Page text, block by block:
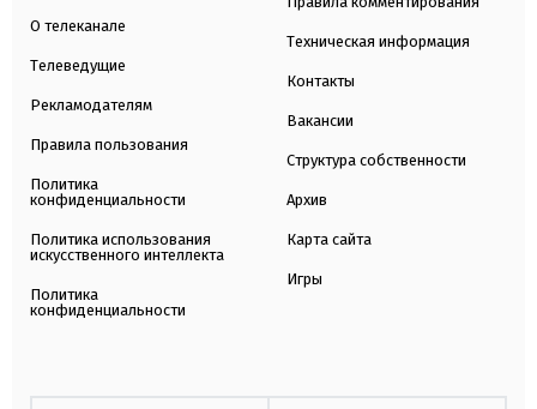
О телеканале
Телеведущие
Рекламодателям
Правила пользования
Политика
конфиденциальности
Политика использования
искусственного интеллекта
Политика
конфиденциальности
Техническая информация
Контакты
Вакансии
Структура собственности
Архив
Карта сайта
Игры